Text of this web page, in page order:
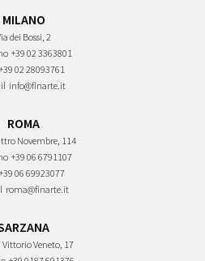
MILANO
dei Bossi, 2
+39 02 3363801
+39 02 28093761
info@finarte.it
ROMA
Novembre, 114
+39 06 6791107
+39 06 69923077
roma@finarte.it
Vittorio Veneto, 17